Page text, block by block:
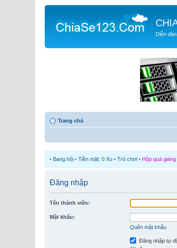
Diễn
Trang chủ
• Bang hội • Tiền mặt: 0 Xu • Trò chơi • Hộp quà
Đăng nhập
Tên thành viên:
Mật khẩu:
Quên mật khẩu
Đăng nhập tự